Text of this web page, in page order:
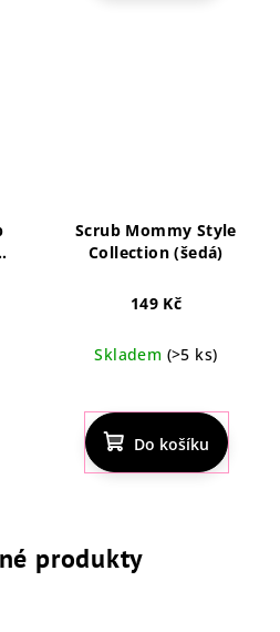
Scrub Mommy Style
Collection (šedá)
149 Kč
Skladem (>5 ks)
Do košíku
produkty